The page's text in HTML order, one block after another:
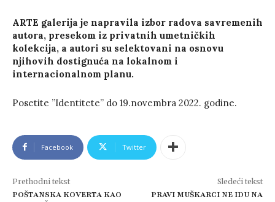
ARTE galerija je napravila izbor radova savremenih
autora, presekom iz privatnih umetničkih
kolekcija, a autori su selektovani na osnovu
njihovih dostignuća na lokalnom i
internacionalnom planu.
Posetite ’’Identitete’’ do 19.novembra 2022. godine.
Facebook Twitter
Prethodni tekst
POŠTANSKA KOVERTA KAO
Sledeći tekst
PRAVI MUŠKARCI NE IDU NA